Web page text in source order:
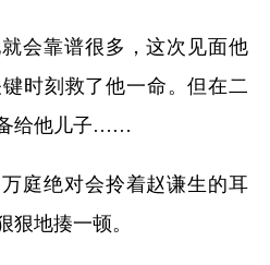
会靠谱很多，这次见面他
时刻救了他一命。但在二
给他儿子……
庭绝对会拎着赵谦生的耳
狠地揍一顿。